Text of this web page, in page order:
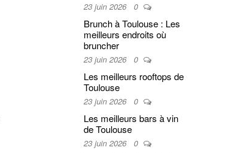
23 juin 2026 0
Brunch à Toulouse : Les
meilleurs endroits où
bruncher
23 juin 2026 0
Les meilleurs rooftops de
Toulouse
23 juin 2026 0
Les meilleurs bars à vin
de Toulouse
23 juin 2026 0